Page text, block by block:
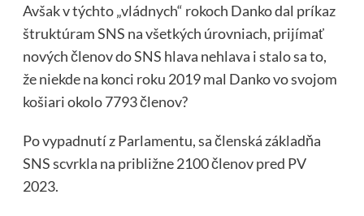
Avšak v týchto „vládnych“ rokoch Danko dal príkaz
štruktúram SNS na všetkých úrovniach, prijímať
nových členov do SNS hlava nehlava i stalo sa to,
že niekde na konci roku 2019 mal Danko vo svojom
košiari okolo 7793 členov?
Po vypadnutí z Parlamentu, sa členská základňa
SNS scvrkla na približne 2100 členov pred PV
2023.